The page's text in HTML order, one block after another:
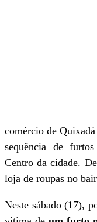
comércio de
sequência de
Centro da cidade.
loja de roupas no
Neste sábado (17),